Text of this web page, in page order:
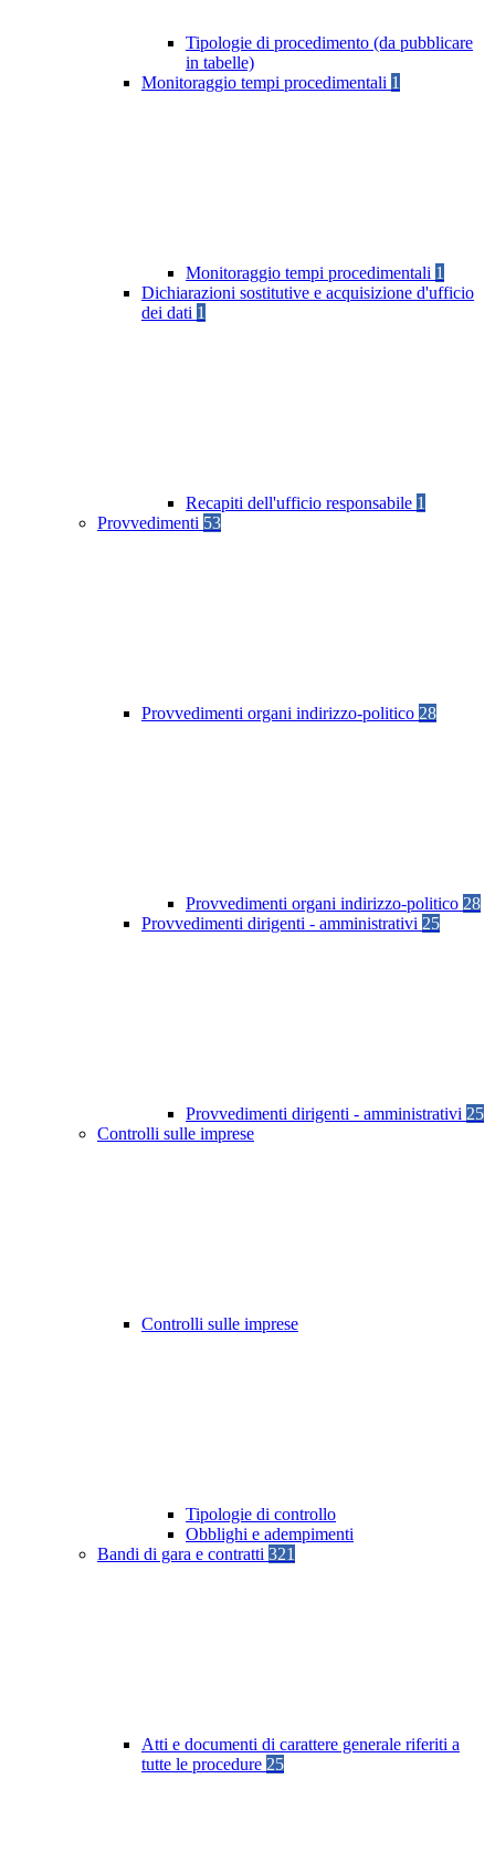
Tipologie di procedimento (da pubblicare
in tabelle)
Monitoraggio tempi procedimentali 1
Monitoraggio tempi procedimentali 1
Dichiarazioni sostitutive e acquisizione d'ufficio
dei dati 1
Recapiti dell'ufficio responsabile 1
Provvedimenti 53
Provvedimenti organi indirizzo-politico 28
Provvedimenti organi indirizzo-politico 28
Provvedimenti dirigenti - amministrativi 25
Provvedimenti dirigenti - amministrativi 25
Controlli sulle imprese
Controlli sulle imprese
Tipologie di controllo
Obblighi e adempimenti
Bandi di gara e contratti 321
Atti e documenti di carattere generale riferiti a
tutte le procedure 25